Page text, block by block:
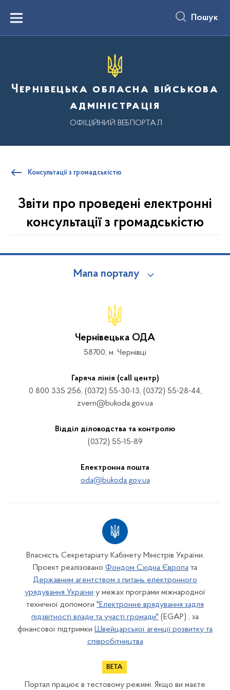
вмістуMenu Пошук
Чернівецька обласна військова
адміністрація
ОФІЦІЙНИЙ ВЕБПОРТАЛ
Консультації з громадськістю
Звіти про проведені електронні
консультації з громадськістю
Мапа порталу
Чернівецька ОДА
58700, м. Чернівці
Гаряча лінія (call центр)
0 800 335 256, (0372) 55-30-13, (0372) 55-28-44,
zvern@bukoda.gov.ua
Відділ діловодства та контролю
(0372) 55-15-89
Електронна пошта
oda@bukoda.gov.ua
Власність Секретаріату Кабінету Міністрів України.
Проект реалізовано Фондом Східна Європа та
Державним агентством з питань електронного
урядування України у межах програми міжнародної
технічної допомоги "Електронне врядування задля
підзвітності влади та участі громади" (EGAP) , за
фінансової підтримки Швейцарської агенції розвитку та
співробітництва
Портал працює в тестовому режимі. Якщо ви маєте